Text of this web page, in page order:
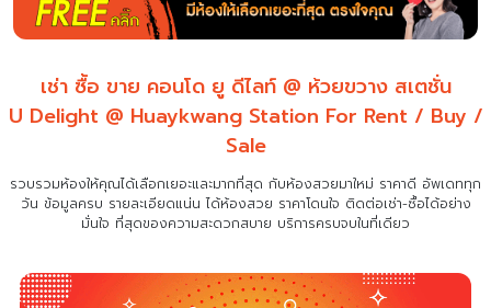
เช่า ซื้อ ขาย คอนโด ยู ดีไลท์ @ ห้วยขวาง สเตชั่น
U Delight @ Huaykwang Station For Rent / Buy /
Sale
รวบรวมห้องให้คุณได้เลือกเยอะและมากที่สุด กับห้องสวยมาใหม่ ราคาดี อัพเดททุก
วัน ข้อมูลครบ รายละเอียดแน่นได้ห้องสวย ราคาโดนใจ ติดต่อเช่า-ซื้อได้อย่าง
มั่นใจ ที่สุดของความสะดวกสบาย บริการครบจบในที่เดียว